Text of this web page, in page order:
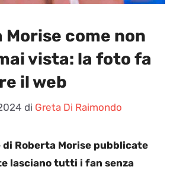
Morise come non
vista: la foto fa
il web
di Greta Di Raimondo
Roberta Morise pubblicate
lasciano tutti i fan senza